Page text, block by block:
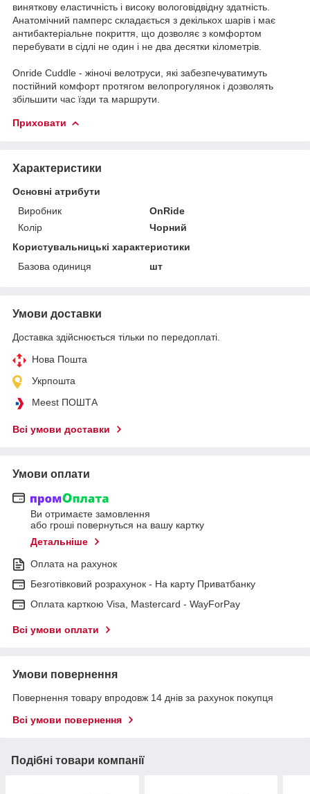
виняткову еластичність і високу вологовідвідну здатність.
Анатомічний памперс складається з декількох шарів і має
антибактеріальне покриття, що дозволяє з комфортом
перебувати в сідлі не один і не два десятки кілометрів.
Onride Cuddle - жіночі велотруси, які забезпечуватимуть
постійний комфорт протягом велопрогулянок і дозволять
збільшити час їзди та маршрути.
Приховати
Характеристики
Основні атрибути
Виробник
OnRide
Колір
Чорний
Користувальницькі характеристики
Базова одиниця
шт
Умови доставки
Доставка здійснюється тільки по передоплаті.
Нова Пошта
Укрпошта
Meest ПОШТА
Всі умови доставки
Умови оплати
Ви отримаєте замовлення
або гроші повернуться на вашу картку
Детальніше
Оплата на рахунок
Безготівковий розрахунок - На карту Приватбанку
Оплата карткою Visa, Mastercard - WayForPay
Всі умови оплати
Умови повернення
Повернення товару впродовж 14 днів за рахунок покупця
Всі умови повернення
Подібні товари компанії